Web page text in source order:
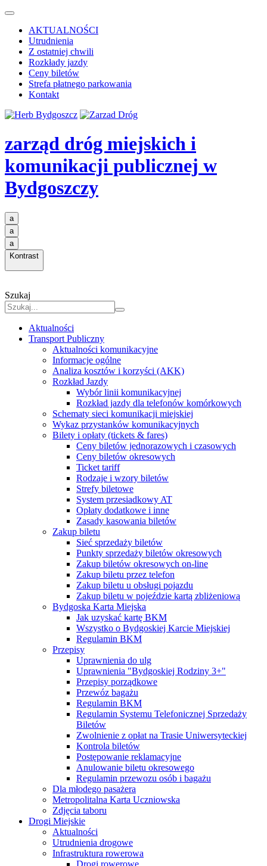
AKTUALNOŚCI
Utrudnienia
Z ostatniej chwili
Rozkłady jazdy
Ceny biletów
Strefa płatnego parkowania
Kontakt
zarząd dróg miejskich i
komunikacji publicznej w
Bydgoszczy
a
a
a
Kontrast
Szukaj
Aktualności
Transport Publiczny
Aktualności komunikacyjne
Informacje ogólne
Analiza kosztów i korzyści (AKK)
Rozkład Jazdy
Wybór linii komunikacyjnej
Rozkład jazdy dla telefonów komórkowych
Schematy sieci komunikacji miejskiej
Wykaz przystanków komunikacyjnych
Bilety i opłaty (tickets & fares)
Ceny biletów jednorazowych i czasowych
Ceny biletów okresowych
Ticket tariff
Rodzaje i wzory biletów
Strefy biletowe
System przesiadkowy AT
Opłaty dodatkowe i inne
Zasady kasowania biletów
Zakup biletu
Sieć sprzedaży biletów
Punkty sprzedaży biletów okresowych
Zakup biletów okresowych on-line
Zakup biletu przez telefon
Zakup biletu u obsługi pojazdu
Zakup biletu w pojeździe kartą zbliżeniową
Bydgoska Karta Miejska
Jak uzyskać kartę BKM
Wszystko o Bydgoskiej Karcie Miejskiej
Regulamin BKM
Przepisy
Uprawnienia do ulg
Uprawnienia "Bydgoskiej Rodziny 3+"
Przepisy porządkowe
Przewóz bagażu
Regulamin BKM
Regulamin Systemu Telefonicznej Sprzedaży
Biletów
Zwolnienie z opłat na Trasie Uniwersyteckiej
Kontrola biletów
Postępowanie reklamacyjne
Anulowanie biletu okresowego
Regulamin przewozu osób i bagażu
Dla młodego pasażera
Metropolitalna Karta Uczniowska
Zdjęcia taboru
Drogi Miejskie
Aktualności
Utrudnienia drogowe
Infrastruktura rowerowa
Drogi rowerowe